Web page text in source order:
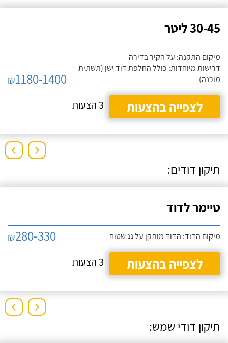
30-45 ליטר
מיקום התקנה: על הקיר בדירה
דרישות מיוחדות: כולל החלפת דוד ישן (תשתית
מוכנה)
₪1180-1400
לצפייה בהצעות
3 הצעות
› ‹
תיקון דודים:
טיימר לדוד
מיקום הדוד: הדוד מותקן על גג שטוח ₪280-330
לצפייה בהצעות
3 הצעות
› ‹
תיקון דודי שמש: